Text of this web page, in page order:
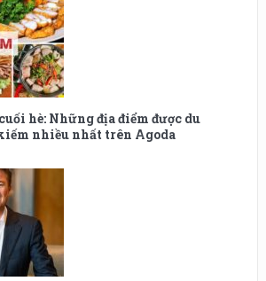
hè: Những địa điểm được du
nhiều nhất trên Agoda